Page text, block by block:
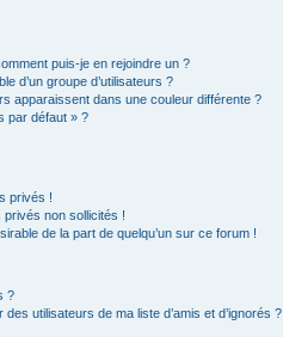
puis-je en rejoindre un ?
d’un groupe d’utilisateurs ?
apparaissent dans une couleur différente ?
par défaut » ?
privés !
non sollicités !
de la part de quelqu’un sur ce forum !
?
utilisateurs de ma liste d’amis et d’ignorés ?